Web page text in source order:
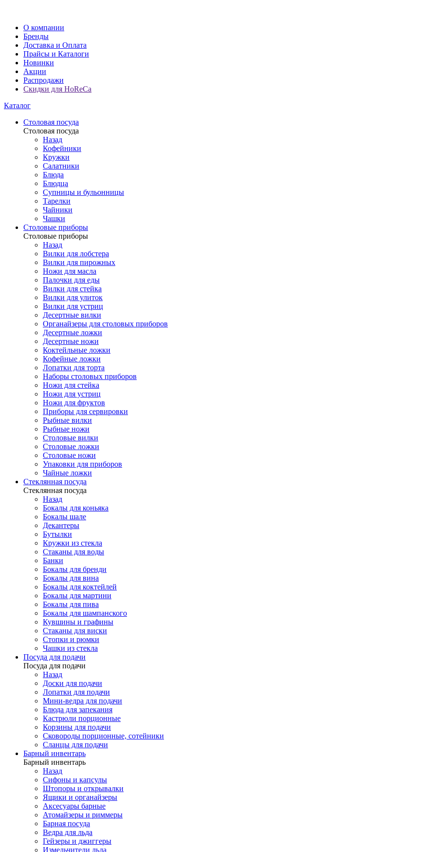
О компании
Бренды
Доставка и Оплата
Прайсы и Каталоги
Новинки
Акции
Распродажи
Скидки для HoReCa
Каталог
Столовая посуда
Столовая посуда
Назад
Кофейники
Кружки
Салатники
Блюда
Блюдца
Супницы и бульонницы
Тарелки
Чайники
Чашки
Cтоловые приборы
Cтоловые приборы
Назад
Вилки для лобстера
Вилки для пирожных
Ножи для масла
Палочки для еды
Вилки для стейка
Вилки для улиток
Вилки для устриц
Десертные вилки
Органайзеры для столовых приборов
Десертные ложки
Десертные ножи
Коктейльные ложки
Кофейные ложки
Лопатки для торта
Наборы столовых приборов
Ножи для стейка
Ножи для устриц
Ножи для фруктов
Приборы для сервировки
Рыбные вилки
Рыбные ножи
Столовые вилки
Столовые ложки
Столовые ножи
Упаковки для приборов
Чайные ложки
Стеклянная посуда
Стеклянная посуда
Назад
Бокалы для коньяка
Бокалы шале
Декантеры
Бутылки
Кружки из стекла
Стаканы для воды
Банки
Бокалы для бренди
Бокалы для вина
Бокалы для коктейлей
Бокалы для мартини
Бокалы для пива
Бокалы для шампанского
Кувшины и графины
Стаканы для виски
Стопки и рюмки
Чашки из стекла
Посуда для подачи
Посуда для подачи
Назад
Доски для подачи
Лопатки для подачи
Мини-ведра для подачи
Блюда для запекания
Кастрюли порционные
Корзины для подачи
Сковороды порционные, сотейники
Сланцы для подачи
Барный инвентарь
Барный инвентарь
Назад
Сифоны и капсулы
Штопоры и открывалки
Ящики и органайзеры
Аксесуары барные
Атомайзеры и риммеры
Барная посуда
Ведра для льда
Гейзеры и джиггеры
Измельчители льда